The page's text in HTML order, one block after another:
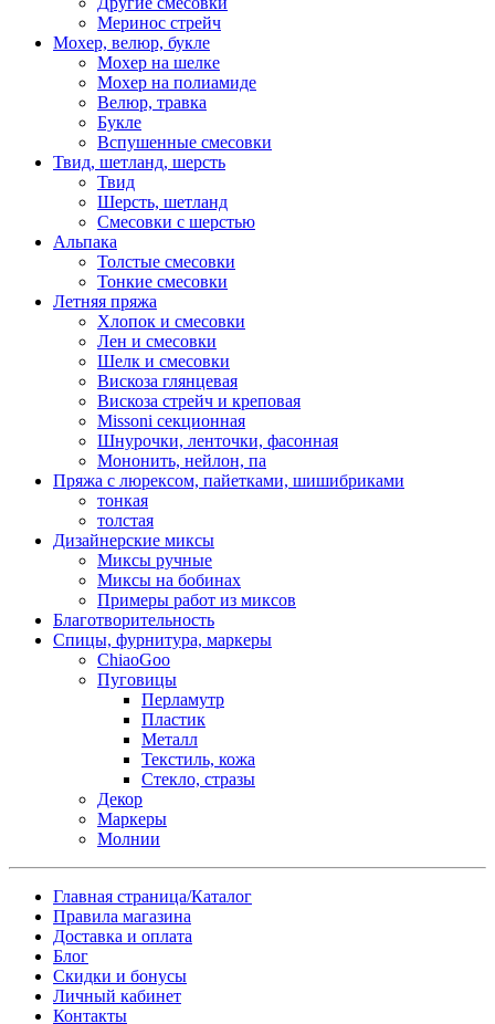
Меринос стрейч
Мохер, велюр, букле
Мохер на шелке
Мохер на полиамиде
Велюр, травка
Букле
Вспушенные смесовки
Твид, шетланд, шерсть
Твид
Шерсть, шетланд
Смесовки с шерстью
Альпака
Толстые смесовки
Тонкие смесовки
Летняя пряжа
Хлопок и смесовки
Лен и смесовки
Шелк и смесовки
Вискоза глянцевая
Вискоза стрейч и креповая
Missoni секционная
Шнурочки, ленточки, фасонная
Мононить, нейлон, па
Пряжа с люрексом, пайетками, шишибриками
тонкая
толстая
Дизайнерские миксы
Миксы ручные
Миксы на бобинах
Примеры работ из миксов
Благотворительность
Спицы, фурнитура, маркеры
ChiaoGoo
Пуговицы
Перламутр
Пластик
Металл
Текстиль, кожа
Стекло, стразы
Декор
Маркеры
Молнии
Главная страница/Каталог
Правила магазина
Доставка и оплата
Блог
Скидки и бонусы
Личный кабинет
Контакты